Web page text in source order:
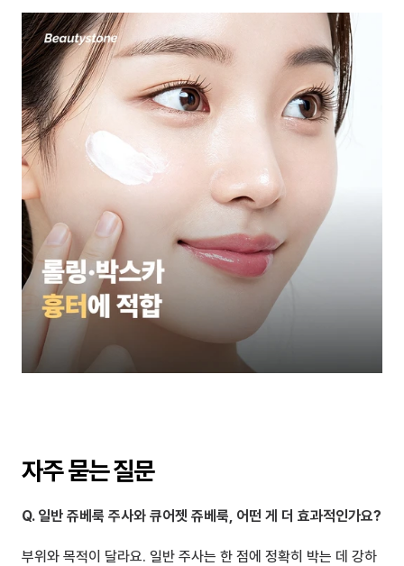
자주 묻는 질문
Q. 일반 쥬베룩 주사와 큐어젯 쥬베룩, 어떤 게 더 효과적인가요?
부위와 목적이 달라요. 일반 주사는 한 점에 정확히 박는 데 강하